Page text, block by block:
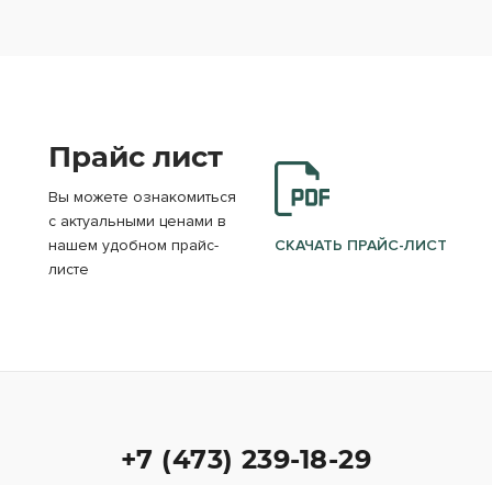
Прайс лист
Вы можете ознакомиться
с актуальными ценами в
нашем удобном прайс-
листе
СКАЧАТЬ ПРАЙС-ЛИСТ
+7 (473) 239-18-29